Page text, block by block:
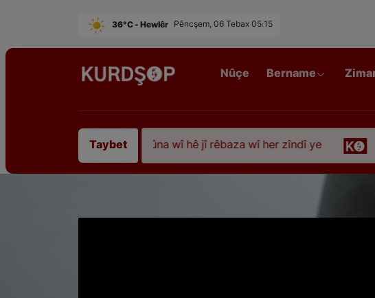
36°C - Hewlêr Pêncşem, 06 Tebax 05:15
Nûçe Bername
Taybet
35 sal ji şehîdbûna wî hê jî rêbaza wî her zîndî ye